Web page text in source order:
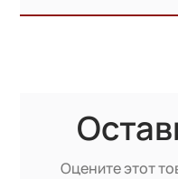
Оцените этот